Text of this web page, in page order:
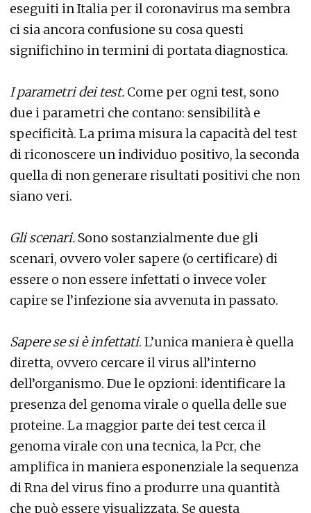
eseguiti in Italia per il coronavirus ma sembra
ci sia ancora confusione su cosa questi
significhino in termini di portata diagnostica.
I parametri dei test. Come per ogni test, sono
due i parametri che contano: sensibilità e
specificità. La prima misura la capacità del test
di riconoscere un individuo positivo, la seconda
quella di non generare risultati positivi che non
siano veri.
Gli scenari. Sono sostanzialmente due gli
scenari, ovvero voler sapere (o certificare) di
essere o non essere infettati o invece voler
capire se l’infezione sia avvenuta in passato.
Sapere se si è infettati. L’unica maniera è quella
diretta, ovvero cercare il virus all’interno
dell’organismo. Due le opzioni: identificare la
presenza del genoma virale o quella delle sue
proteine. La maggior parte dei test cerca il
genoma virale con una tecnica, la Pcr, che
amplifica in maniera esponenziale la sequenza
di Rna del virus fino a produrre una quantità
che può essere visualizzata. Se questa